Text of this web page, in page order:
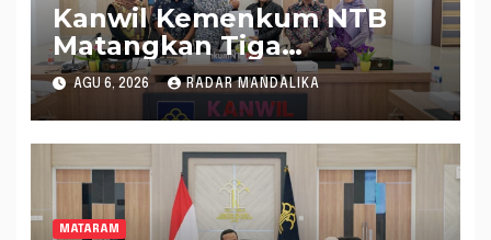
Kanwil Kemenkum NTB
Matangkan Tiga
Rancangan Perbup
Sumbawa Barat melalui
Harmonisasi Regulasi
AGU 6, 2026 RADAR MANDALIKA
MATARAM